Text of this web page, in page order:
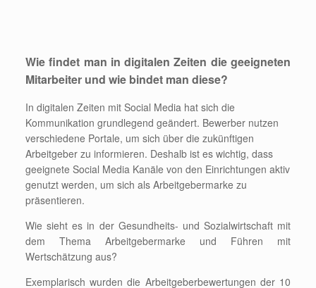
Wie findet man in digitalen Zeiten die geeigneten
Mitarbeiter und wie bindet man diese?
In digitalen Zeiten mit Social Media hat sich die
Kommunikation grundlegend geändert. Bewerber nutzen
verschiedene Portale, um sich über die zukünftigen
Arbeitgeber zu informieren. Deshalb ist es wichtig, dass
geeignete Social Media Kanäle von den Einrichtungen aktiv
genutzt werden, um sich als Arbeitgebermarke zu
präsentieren.
Wie sieht es in der Gesundheits- und Sozialwirtschaft mit
dem Thema Arbeitgebermarke und Führen mit
Wertschätzung aus?
Exemplarisch wurden die Arbeitgeberbewertungen der 10